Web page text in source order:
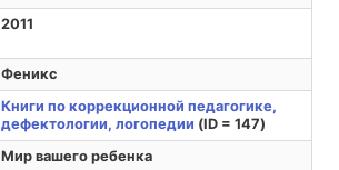
2011
Феникс
Книги по коррекционной педагогике,
дефектологии, логопедии (ID = 147)
Мир вашего ребенка